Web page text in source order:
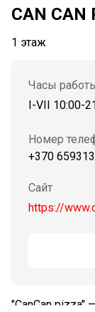
CAN CAN
1 этаж
Часы
I-VII 10:00-
Номер
+370
Сайт
https://
"CanCan pizza"